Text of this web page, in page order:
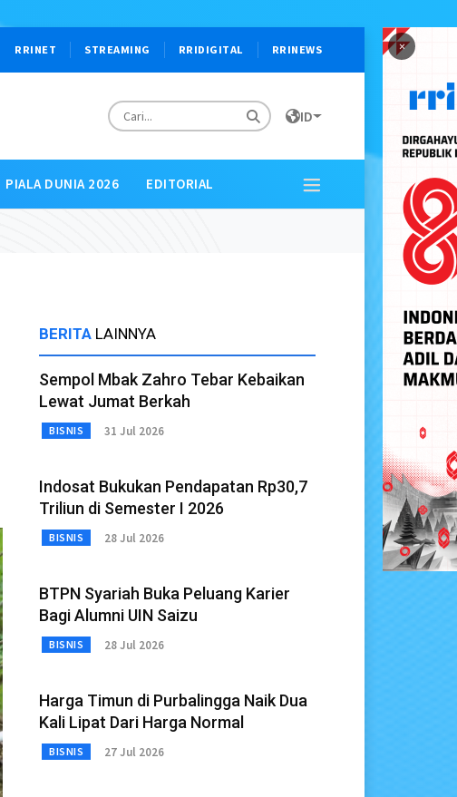
×
RRINET STREAMING RRIDIGITAL RRINEWS
ID
PIALA DUNIA 2026 EDITORIAL
BERITA LAINNYA
Sempol Mbak Zahro Tebar Kebaikan
Lewat Jumat Berkah
BISNIS 31 Jul 2026
Indosat Bukukan Pendapatan Rp30,7
Triliun di Semester I 2026
BISNIS 28 Jul 2026
BTPN Syariah Buka Peluang Karier
Bagi Alumni UIN Saizu
BISNIS 28 Jul 2026
Harga Timun di Purbalingga Naik Dua
Kali Lipat Dari Harga Normal
BISNIS 27 Jul 2026